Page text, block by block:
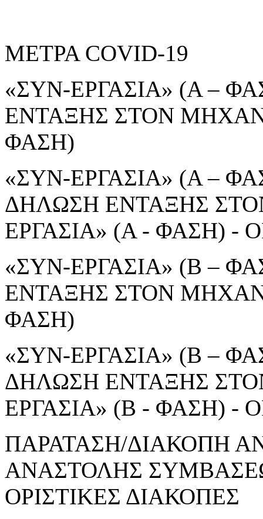
ΜΕΤΡΑ COVID-19
«ΣΥΝ-ΕΡΓΑΣΙΑ» (Α –
ΕΝΤΑΞΗΣ ΣΤΟΝ
ΦΑΣΗ)
«ΣΥΝ-ΕΡΓΑΣΙΑ» (Α –
ΔΗΛΩΣΗ ΕΝΤΑΞΗΣ
ΕΡΓΑΣΙΑ» (Α - ΦΑΣΗ)
«ΣΥΝ-ΕΡΓΑΣΙΑ» (Β –
ΕΝΤΑΞΗΣ ΣΤΟΝ
ΦΑΣΗ)
«ΣΥΝ-ΕΡΓΑΣΙΑ» (Β –
ΔΗΛΩΣΗ ΕΝΤΑΞΗΣ
ΕΡΓΑΣΙΑ» (Β - ΦΑΣΗ)
ΠΑΡΑΤΑΣΗ/ΔΙΑΚΟΠΗ
ΑΝΑΣΤΟΛΗΣ
ΟΡΙΣΤΙΚΕΣ ΔΙΑΚΟΠΕΣ